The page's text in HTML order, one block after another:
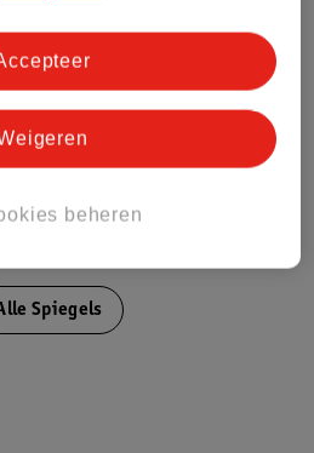
informatie
Spiegels
beheren